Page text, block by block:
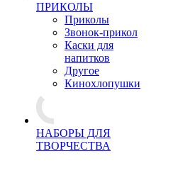
ПРИКОЛЫ
Приколы
Звонок-прикол
Каски для
напитков
Другое
Кинохлопушки
НАБОРЫ ДЛЯ
ТВОРЧЕСТВА